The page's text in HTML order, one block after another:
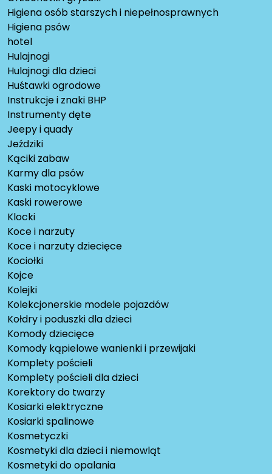
Higiena osób starszych i niepełnosprawnych
Higiena psów
hotel
Hulajnogi
Hulajnogi dla dzieci
Huśtawki ogrodowe
Instrukcje i znaki BHP
Instrumenty dęte
Jeepy i quady
Jeździki
Kąciki zabaw
Karmy dla psów
Kaski motocyklowe
Kaski rowerowe
Klocki
Koce i narzuty
Koce i narzuty dziecięce
Kociołki
Kojce
Kolejki
Kolekcjonerskie modele pojazdów
Kołdry i poduszki dla dzieci
Komody dziecięce
Komody kąpielowe wanienki i przewijaki
Komplety pościeli
Komplety pościeli dla dzieci
Korektory do twarzy
Kosiarki elektryczne
Kosiarki spalinowe
Kosmetyczki
Kosmetyki dla dzieci i niemowląt
Kosmetyki do opalania